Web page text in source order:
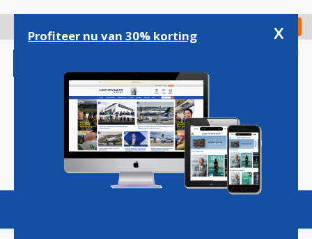
gaan
Check in
Magazine Podcasts Vacatures
Profiteer nu van 30% korting x